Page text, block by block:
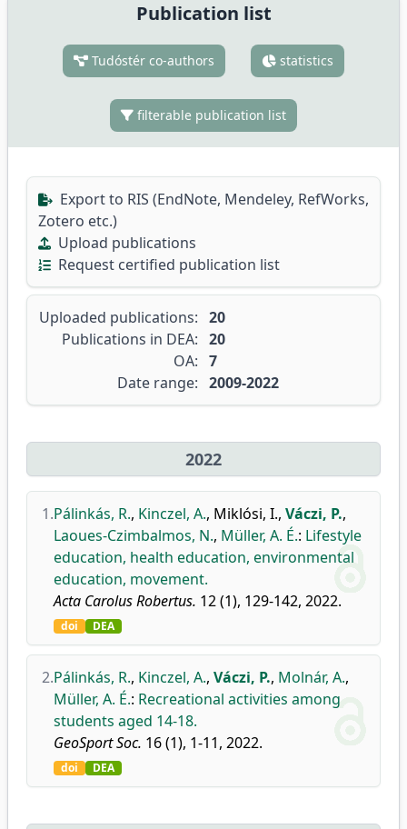
Publication list
Tudóstér co-authors statistics
filterable publication list
Export to RIS (EndNote, Mendeley, RefWorks,
Zotero etc.)
Upload publications
Request certified publication list
Uploaded publications: 20
Publications in DEA: 20
OA: 7
Date range: 2009-2022
2022
1.Pálinkás, R., Kinczel, A., Miklósi, I., Váczi, P.,
Laoues-Czimbalmos, N., Müller, A. É.: Lifestyle
education, health education, environmental
education, movement.
Acta Carolus Robertus. 12 (1), 129-142, 2022.
doi DEA
2.Pálinkás, R., Kinczel, A., Váczi, P., Molnár, A.,
Müller, A. É.: Recreational activities among
students aged 14-18.
GeoSport Soc. 16 (1), 1-11, 2022.
doi DEA